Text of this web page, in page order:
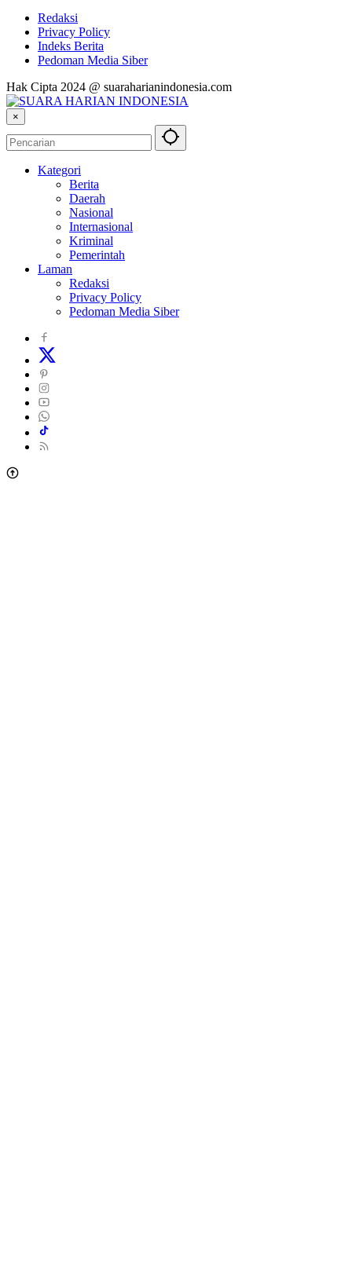
Redaksi
Privacy Policy
Indeks Berita
Pedoman Media Siber
Hak Cipta 2024 @ suaraharianindonesia.com
×
Kategori
Berita
Daerah
Nasional
Internasional
Kriminal
Pemerintah
Laman
Redaksi
Privacy Policy
Pedoman Media Siber